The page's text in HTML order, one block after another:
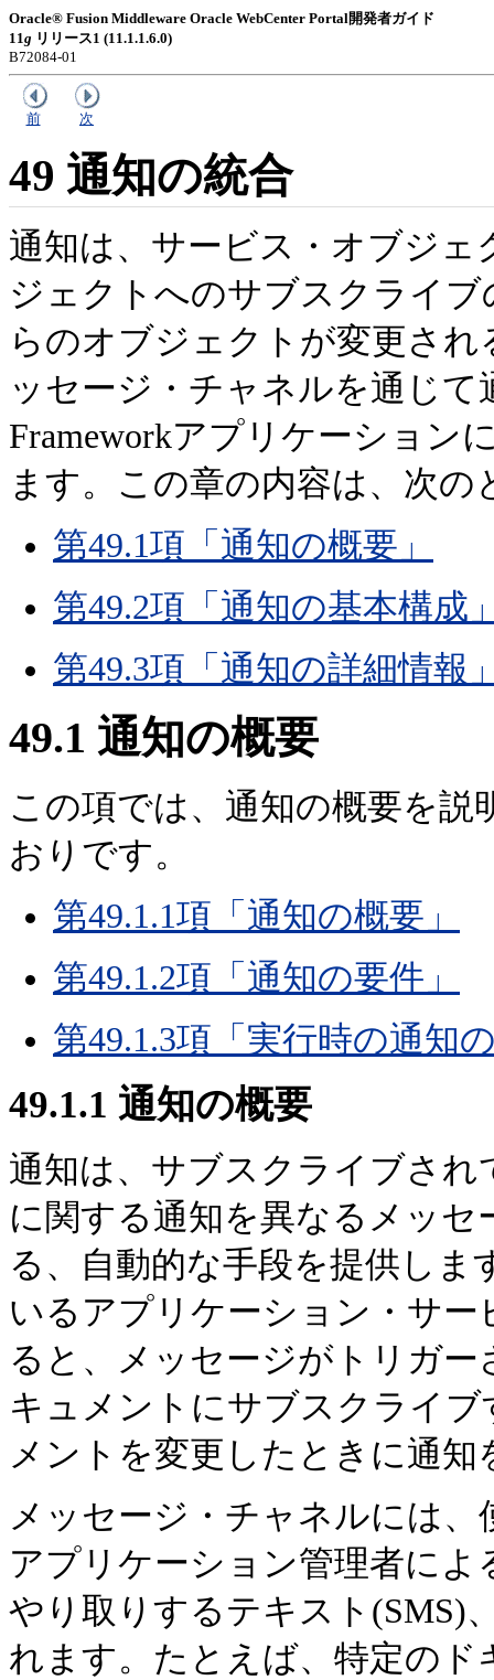
Oracle® Fusion Middleware Oracle WebCenter Portal開発者ガイド
11g リリース1 (11.1.1.6.0)
B72084-01
前 次
49 通知の統合
通知は、サービス・オブジ
ジェクトへのサブスクライ
らのオブジェクトが変更さ
ッセージ・チャネルを通じ
Frameworkアプリケーション
ます。この章の内容は、次の
第49.1項「通知の概要」
第49.2項「通知の基本構成
第49.3項「通知の詳細情報
49.1 通知の概要
この項では、通知の概要を
おりです。
第49.1.1項「通知の概要」
第49.1.2項「通知の要件」
第49.1.3項「実行時の通知
49.1.1 通知の概要
通知は、サブスクライブさ
に関する通知を異なるメッ
る、自動的な手段を提供し
いるアプリケーション・サ
ると、メッセージがトリガ
キュメントにサブスクライ
メントを変更したときに通知
メッセージ・チャネルには
アプリケーション管理者に
やり取りするテキスト(SMS)
れます。たとえば、特定の